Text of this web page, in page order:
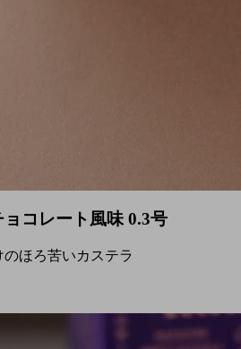
コレート風味 0.3号
ほろ苦いカステラ